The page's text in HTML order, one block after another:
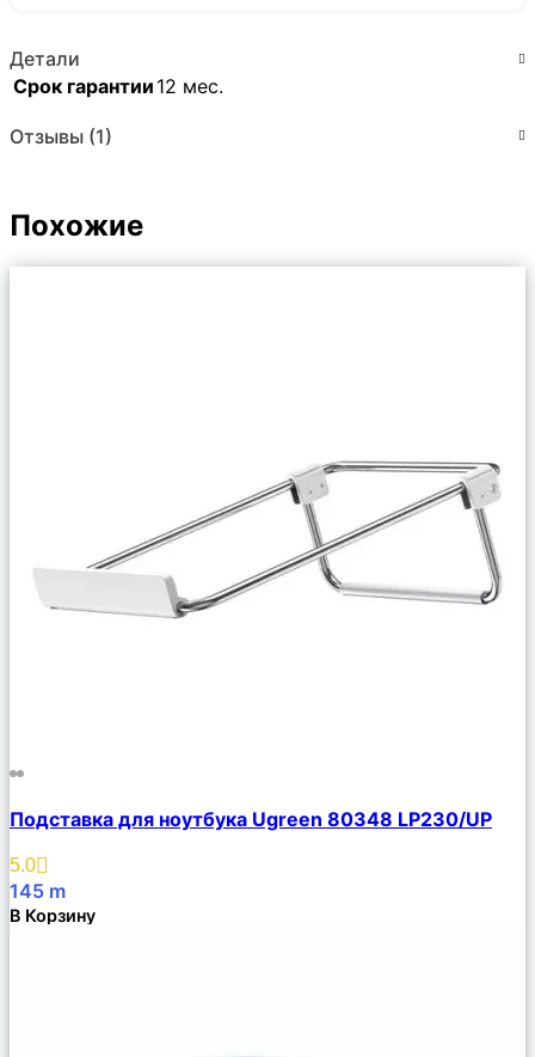
Детали
Срок гарантии 12 мес.
Отзывы (1)
Похожие
Описание
Избранное
Подставка для ноутбука Ugreen 80348 LP230/UP
5.0
145 m
В Корзину